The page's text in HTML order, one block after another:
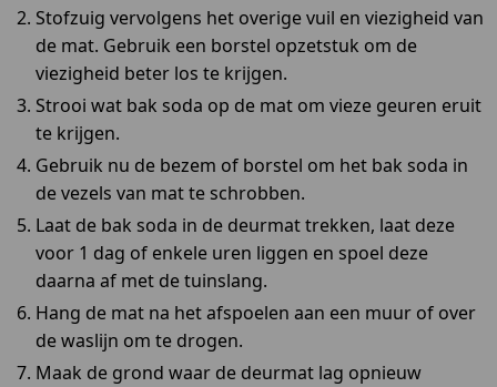
Stofzuig vervolgens het overige vuil en viezigheid van
de mat. Gebruik een borstel opzetstuk om de
viezigheid beter los te krijgen.
Strooi wat bak soda op de mat om vieze geuren eruit
te krijgen.
Gebruik nu de bezem of borstel om het bak soda in
de vezels van mat te schrobben.
Laat de bak soda in de deurmat trekken, laat deze
voor 1 dag of enkele uren liggen en spoel deze
daarna af met de tuinslang.
Hang de mat na het afspoelen aan een muur of over
de waslijn om te drogen.
Maak de grond waar de deurmat lag opnieuw